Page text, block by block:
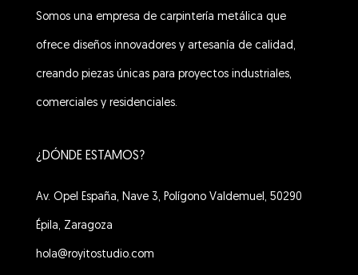
Somos una empresa de carpintería metálica que
ofrece diseños innovadores y artesanía de calidad,
creando piezas únicas para proyectos industriales,
comerciales y residenciales.
¿DÓNDE ESTAMOS?
Av. Opel España, Nave 3, Polígono Valdemuel, 50290
Épila, Zaragoza
hola@royitostudio.com